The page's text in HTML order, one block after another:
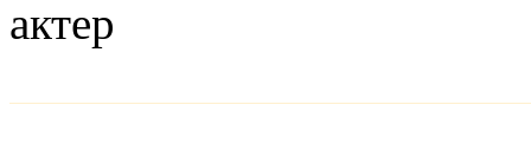
актер